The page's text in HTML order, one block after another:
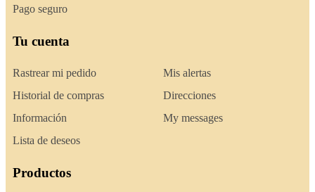
Pago seguro
Tu cuenta
Rastrear mi pedido
Historial de compras
Información
Lista de deseos
Mis alertas
Direcciones
My messages
Productos